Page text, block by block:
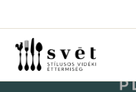
content